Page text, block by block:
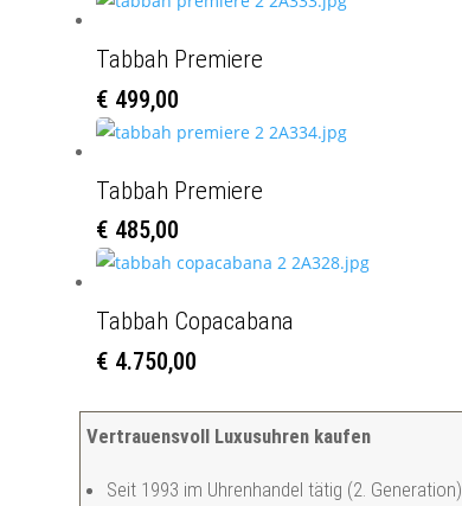
Tabbah Premiere
€ 499,00
Tabbah Premiere
€ 485,00
Tabbah Copacabana
€ 4.750,00
Vertrauensvoll Luxusuhren kaufen
Seit 1993 im Uhrenhandel tätig (2. Generation)